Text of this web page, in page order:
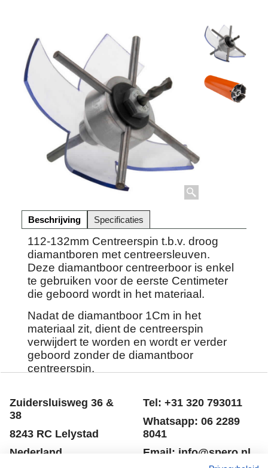
Beschrijving Specificaties
112-132mm Centreerspin t.b.v. droog
diamantboren met centreersleuven.
Deze diamantboor centreerboor is enkel
te gebruiken voor de eerste Centimeter
die geboord wordt in het materiaal.
Nadat de diamantboor 1Cm in het
materiaal zit, dient de centreerspin
verwijdert te worden en wordt er verder
geboord zonder de diamantboor
centreerspin.
Zuidersluisweg 36 &
38
Tel: +31 320 793011
Whatsapp: 06 2289